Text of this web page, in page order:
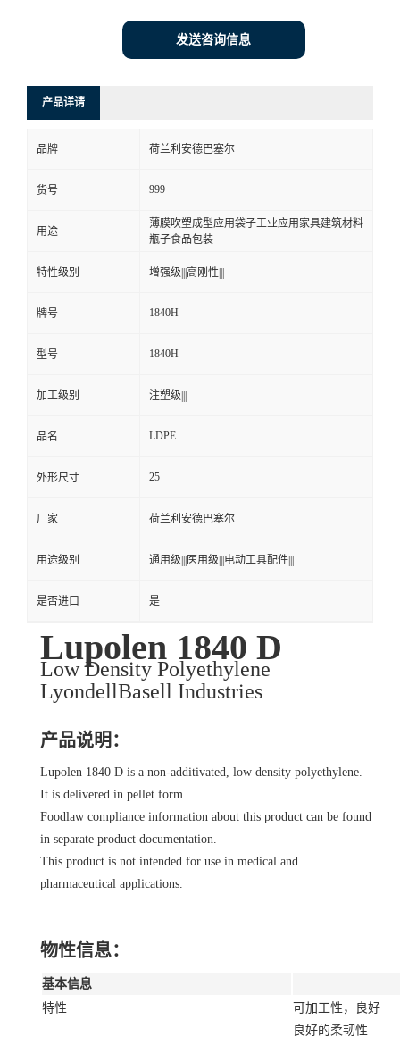
发送咨询信息
产品详请
品牌 荷兰利安德巴塞尔
货号 999
用途
薄膜吹塑成型应用袋子工业应用家具建筑材料
瓶子食品包装
特性级别 增强级|||高刚性|||
牌号 1840H
型号 1840H
加工级别 注塑级|||
品名 LDPE
外形尺寸 25
厂家 荷兰利安德巴塞尔
用途级别 通用级|||医用级|||电动工具配件|||
是否进口 是
Lupolen 1840 D
Low Density Polyethylene
LyondellBasell Industries
产品说明：
Lupolen 1840 D is a non-additivated, low density polyethylene.
It is delivered in pellet form.
Foodlaw compliance information about this product can be found
in separate product documentation.
This product is not intended for use in medical and
pharmaceutical applications.
物性信息：
基本信息
特性
可加工性，良好
良好的柔韧性